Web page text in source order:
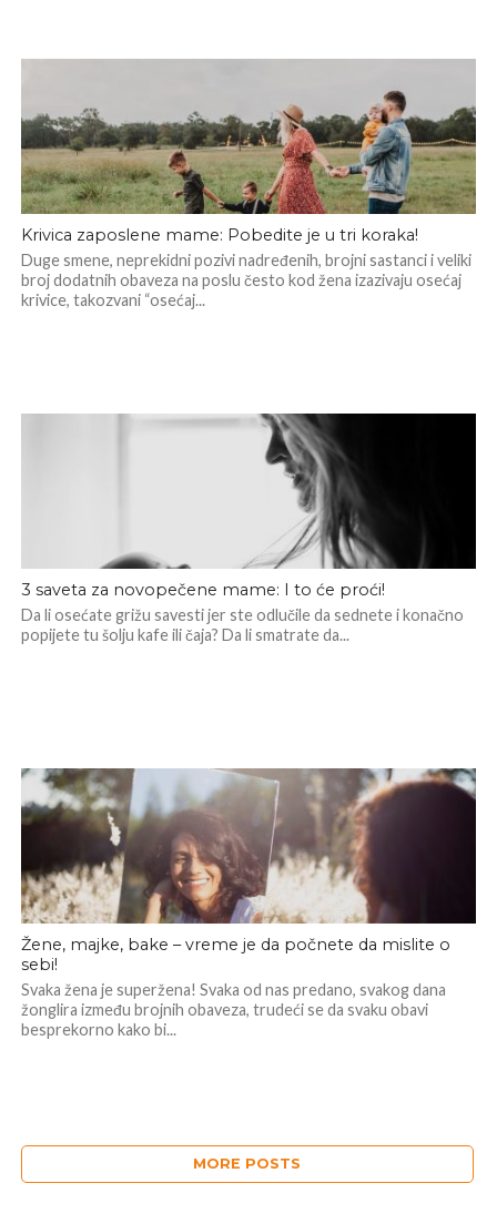
Krivica zaposlene mame: Pobedite je u tri koraka!
Duge smene, neprekidni pozivi nadređenih, brojni sastanci i veliki
broj dodatnih obaveza na poslu često kod žena izazivaju osećaj
krivice, takozvani “osećaj...
3 saveta za novopečene mame: I to će proći!
Da li osećate grižu savesti jer ste odlučile da sednete i konačno
popijete tu šolju kafe ili čaja? Da li smatrate da...
Žene, majke, bake – vreme je da počnete da mislite o
sebi!
Svaka žena je superžena! Svaka od nas predano, svakog dana
žonglira između brojnih obaveza, trudeći se da svaku obavi
besprekorno kako bi...
MORE POSTS